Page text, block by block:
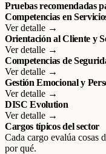
Pruebas recomendadas
Competencias en
Ver detalle →
Orientación al Cliente y
Ver detalle →
Competencias de
Ver detalle →
Gestión Emocional y
Ver detalle →
DISC Evolution
Ver detalle →
Cargos típicos del sector
Cada cargo evalúa cosas
por qué.